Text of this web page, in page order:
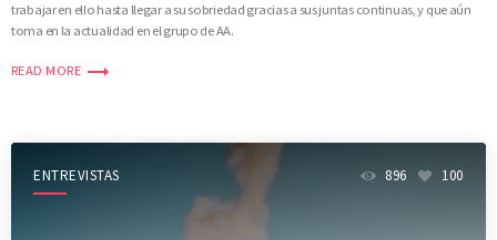
trabajar en ello hasta llegar a su sobriedad gracias a sus juntas continuas, y que aún
toma en la actualidad en el grupo de AA.
READ MORE trending_flat
ENTREVISTAS 896 100